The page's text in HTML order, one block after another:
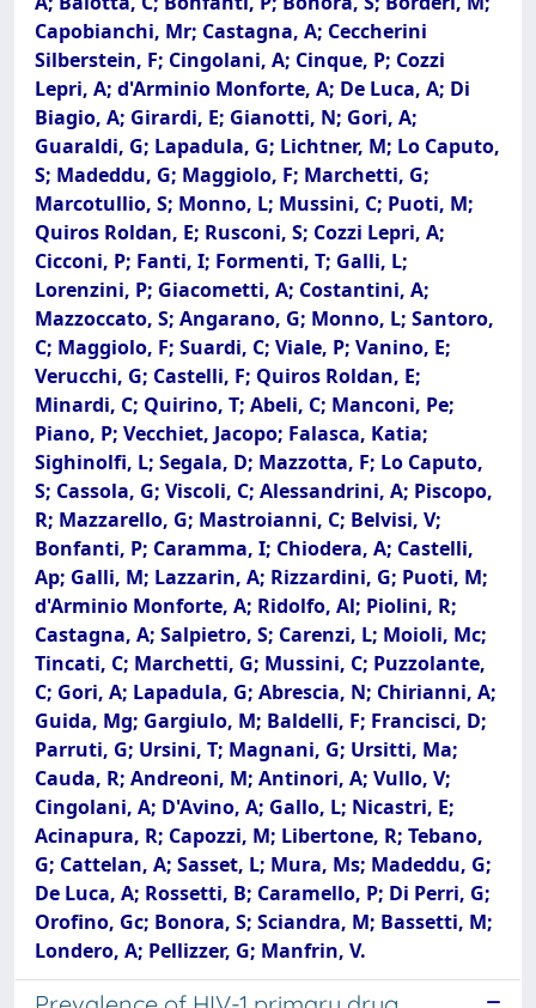
Capobianchi, Mr; Castagna, A; Ceccherini
Silberstein, F; Cingolani, A; Cinque, P; Cozzi
Lepri, A; d'Arminio Monforte, A; De Luca, A; Di
Biagio, A; Girardi, E; Gianotti, N; Gori, A;
Guaraldi, G; Lapadula, G; Lichtner, M; Lo Caputo,
S; Madeddu, G; Maggiolo, F; Marchetti, G;
Marcotullio, S; Monno, L; Mussini, C; Puoti, M;
Quiros Roldan, E; Rusconi, S; Cozzi Lepri, A;
Cicconi, P; Fanti, I; Formenti, T; Galli, L;
Lorenzini, P; Giacometti, A; Costantini, A;
Mazzoccato, S; Angarano, G; Monno, L; Santoro,
C; Maggiolo, F; Suardi, C; Viale, P; Vanino, E;
Verucchi, G; Castelli, F; Quiros Roldan, E;
Minardi, C; Quirino, T; Abeli, C; Manconi, Pe;
Piano, P; Vecchiet, Jacopo; Falasca, Katia;
Sighinolfi, L; Segala, D; Mazzotta, F; Lo Caputo,
S; Cassola, G; Viscoli, C; Alessandrini, A; Piscopo,
R; Mazzarello, G; Mastroianni, C; Belvisi, V;
Bonfanti, P; Caramma, I; Chiodera, A; Castelli,
Ap; Galli, M; Lazzarin, A; Rizzardini, G; Puoti, M;
d'Arminio Monforte, A; Ridolfo, Al; Piolini, R;
Castagna, A; Salpietro, S; Carenzi, L; Moioli, Mc;
Tincati, C; Marchetti, G; Mussini, C; Puzzolante,
C; Gori, A; Lapadula, G; Abrescia, N; Chirianni, A;
Guida, Mg; Gargiulo, M; Baldelli, F; Francisci, D;
Parruti, G; Ursini, T; Magnani, G; Ursitti, Ma;
Cauda, R; Andreoni, M; Antinori, A; Vullo, V;
Cingolani, A; D'Avino, A; Gallo, L; Nicastri, E;
Acinapura, R; Capozzi, M; Libertone, R; Tebano,
G; Cattelan, A; Sasset, L; Mura, Ms; Madeddu, G;
De Luca, A; Rossetti, B; Caramello, P; Di Perri, G;
Orofino, Gc; Bonora, S; Sciandra, M; Bassetti, M;
Londero, A; Pellizzer, G; Manfrin, V.